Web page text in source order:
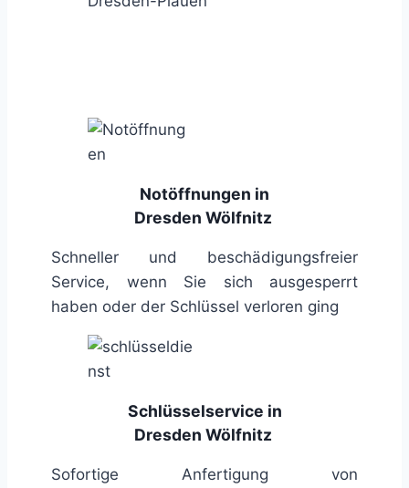
Notöffnungen in
Dresden Wölfnitz
Schneller und beschädigungsfreier
Service, wenn Sie sich ausgesperrt
haben oder der Schlüssel verloren ging
Schlüsselservice in
Dresden Wölfnitz
Sofortige Anfertigung von